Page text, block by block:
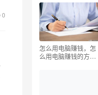
0
频？
怎么用电脑赚钱，怎
么用电脑赚钱的方